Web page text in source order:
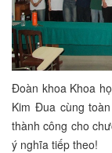
Đoàn khoa Khoa
Kim Đua cùng
thành công cho
ý nghĩa tiếp theo!